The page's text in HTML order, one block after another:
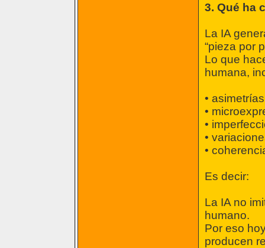
3. Qué ha
La IA
“pieza por
Lo que
humana,
•
•
•
•
•
Es decir:
La IA no
humano.
Por eso
producen